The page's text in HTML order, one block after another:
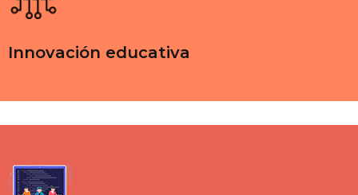
Innovación educativa